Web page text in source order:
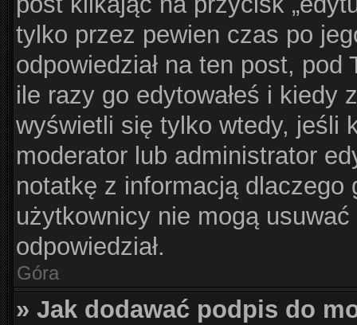
tylko przez pewien czas po
odpowiedział na ten post,
ile razy go edytowałeś i kiedy
wyświetli się tylko wtedy, jeśli
moderator lub administrator
notatkę z informacją
użytkownicy nie mogą
odpowiedział.
Góra
» Jak dodawać podpis do